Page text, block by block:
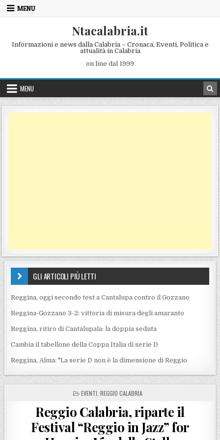
Skip to content
MENU
Ntacalabria.it
Informazioni e news dalla Calabria – Cronaca, Eventi, Politica e
attualità in Calabria
on line dal 1999
MENU
GLI ARTICOLI PIÙ LETTI
Reggina, oggi secondo test a Cantalupa contro il Gozzano
Reggina-Gozzano 3-2: vittoria di misura degli amaranto
Reggina, ritiro di Cantalupala: la doppia seduta
Cambia il tabellone della Coppa Italia di serie D
Reggina, Alma: "La serie D non è la dimensione di Reggio
POSTED IN
EVENTI REGGIO CALABRIA
Reggio Calabria, riparte il
Festival “Reggio in Jazz” for